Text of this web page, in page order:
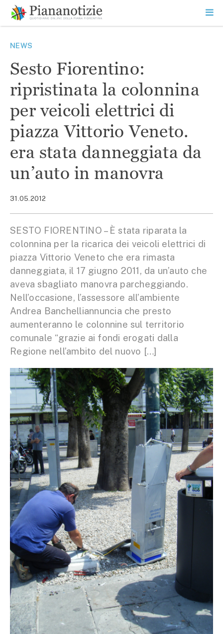
contenuto
SEARCH
NEWS
Sesto Fiorentino:
ripristinata la colonnina
per veicoli elettrici di
piazza Vittorio Veneto.
era stata danneggiata da
un’auto in manovra
31.05.2012
SESTO FIORENTINO – È stata riparata la
colonnina per la ricarica dei veicoli elettrici di
piazza Vittorio Veneto che era rimasta
danneggiata, il 17 giugno 2011, da un’auto che
aveva sbagliato manovra parcheggiando.
Nell’occasione, l’assessore all’ambiente
Andrea Banchelliannuncia che presto
aumenteranno le colonnine sul territorio
comunale “grazie ai fondi erogati dalla
Regione nell’ambito del nuovo […]